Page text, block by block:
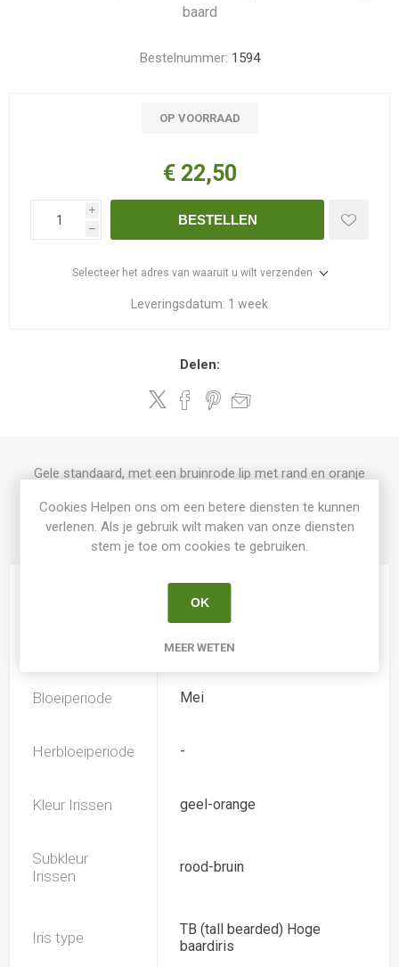
baard
Bestelnummer: 1594
OP VOORRAAD
€ 22,50
i
h
BESTELLEN
Selecteer het adres van waaruit u wilt verzenden
Leveringsdatum: 1 week
Delen:
Gele standaard, met een bruinrode lip met rand en oranje
PRODUCT SPECIFICATIES
Ja
Bloeiperiode Mei
Herbloeiperiode -
Kleur Irissen geel-orange
Subkleur
Irissen
rood-bruin
Iris type
TB (tall bearded) Hoge
baardiris
Cookies Helpen ons om een betere diensten te kunnen
verlenen. Als je gebruik wilt maken van onze diensten
stem je toe om cookies te gebruiken.
OK
MEER WETEN